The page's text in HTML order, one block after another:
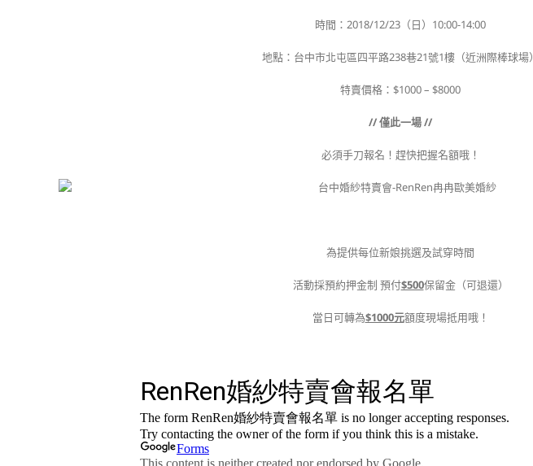
時間：2018/12/23（日）10:00-14:00
地點：台中市北屯區四平路238巷21號1樓（近洲際棒球場）
特賣價格：$1000 – $8000
// 僅此一場 //
必須手刀報名！趕快把握名額哦！
為提供每位新娘挑選及試穿時間
活動採預約押金制 預付$500保留金（可退還）
當日可轉為$1000元額度現場抵用哦！